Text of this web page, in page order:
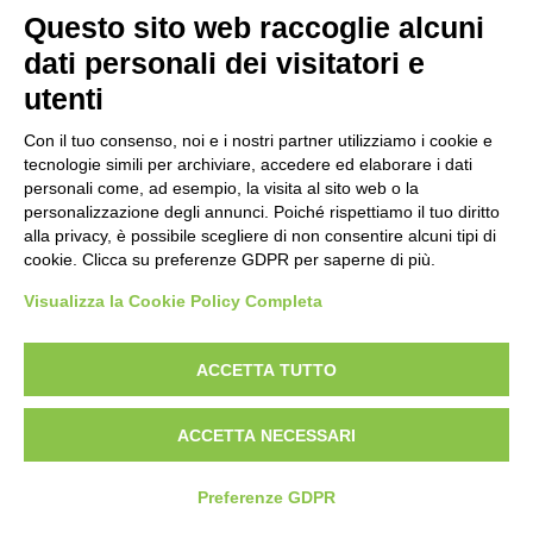
Carabina
Convocazioni atleti
Attività Sportiva
Gruppi di merito
Archivio gruppi di merito
Ranking
Atleti di interesse nazionale
Staff Tecnico
Staff medico
ATLETI AZZURRI
Bench Rest
UITS UNIONE ITALIANA TIRO A SEGNO
VIALE TIZIANO, 70 - 00196 ROMA
TEL. 06/87975533 - 06/87975534
P.IVA 02148741008
Questo sito web raccoglie alcuni
dati personali dei visitatori e
utenti
Con il tuo consenso, noi e i nostri partner utilizziamo i cookie e
tecnologie simili per archiviare, accedere ed elaborare i dati
personali come, ad esempio, la visita al sito web o la
personalizzazione degli annunci. Poiché rispettiamo il tuo diritto
alla privacy, è possibile scegliere di non consentire alcuni tipi di
cookie. Clicca su preferenze GDPR per saperne di più.
Visualizza la Cookie Policy Completa
ACCETTA TUTTO
ACCETTA NECESSARI
Preferenze GDPR